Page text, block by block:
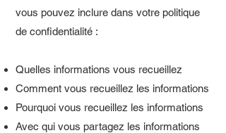
vous pouvez inclure dans votre politique
de confidentialité :
Quelles informations vous recueillez
Comment vous recueillez les informations
Pourquoi vous recueillez les informations
Avec qui vous partagez les informations